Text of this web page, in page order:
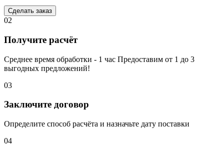
Сделать заказ
02
Получите расчёт
Среднее время обработки - 1 час Предоставим от 1 до 3
выгодных предложений!
03
Заключите договор
Определите способ расчёта и назначьте дату поставки
04